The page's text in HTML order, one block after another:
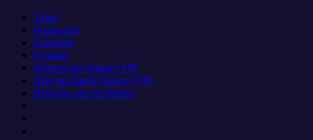
Team
Programm
Empfang
Kontakt
Werben bei Sunray-FM
Jobs bei Radio Sunray-FM
Besuche uns im Studio